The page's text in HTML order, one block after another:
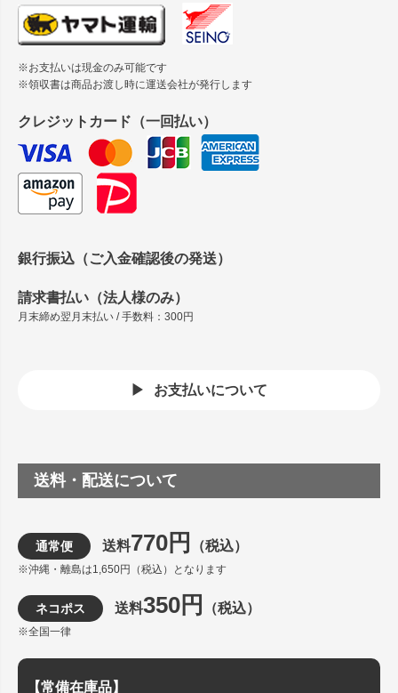
※お支払いは現金のみ可能です
※領収書は商品お渡し時に運送会社が発行します
クレジットカード（一回払い）
銀行振込（ご入金確認後の発送）
請求書払い（法人様のみ）
月末締め翌月末払い / 手数料：300円
お支払いについて
送料・配送について
通常便 送料770円 （税込）
※沖縄・離島は1,650円（税込）となります
ネコポス 送料350円 （税込）
※全国一律
【常備在庫品】